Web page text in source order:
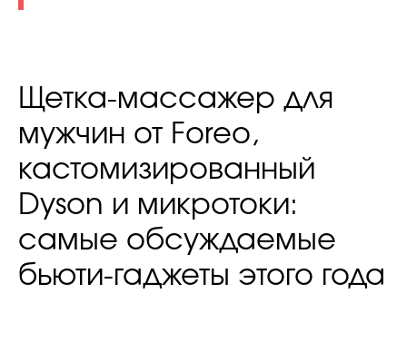
Щетка-массажер для
мужчин от Foreo,
кастомизированный
Dyson и микротоки:
самые обсуждаемые
бьюти-гаджеты этого года